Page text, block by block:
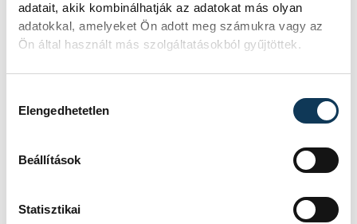
adatait, akik kombinálhatják az adatokat más olyan
adatokkal, amelyeket Ön adott meg számukra vagy az
Ön által használt más szolgáltatásokból gyűjtöttek.
Elengedhetetlen
Beállítások
Statisztikai
második jelentkező vidéki intézménybe